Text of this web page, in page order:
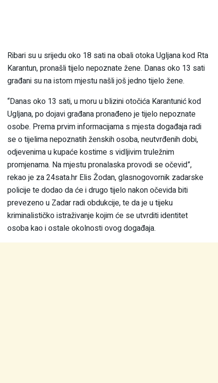
Ribari su u srijedu oko 18 sati na obali otoka Ugljana kod Rta
Karantun, pronašli tijelo nepoznate žene. Danas oko 13 sati
građani su na istom mjestu našli još jedno tijelo žene.
“Danas oko 13 sati, u moru u blizini otočića Karantunić kod
Ugljana, po dojavi građana pronađeno je tijelo nepoznate
osobe. Prema prvim informacijama s mjesta događaja radi
se o tijelima nepoznatih ženskih osoba, neutvrđenih dobi,
odjevenima u kupaće kostime s vidljivim truležnim
promjenama. Na mjestu pronalaska provodi se očevid”,
rekao je za 24sata.hr Elis Žodan, glasnogovornik zadarske
policije te dodao da će i drugo tijelo nakon očevida biti
prevezeno u Zadar radi obdukcije, te da je u tijeku
kriminalističko istraživanje kojim će se utvrditi identitet
osoba kao i ostale okolnosti ovog događaja.